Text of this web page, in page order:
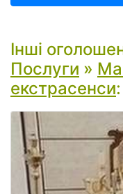
Інші
Послуги »
екстрасенси: